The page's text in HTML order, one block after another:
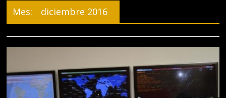
Mes: diciembre 2016